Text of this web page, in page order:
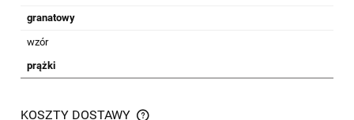
granatowy
wzór
prążki
KOSZTY DOSTAWY